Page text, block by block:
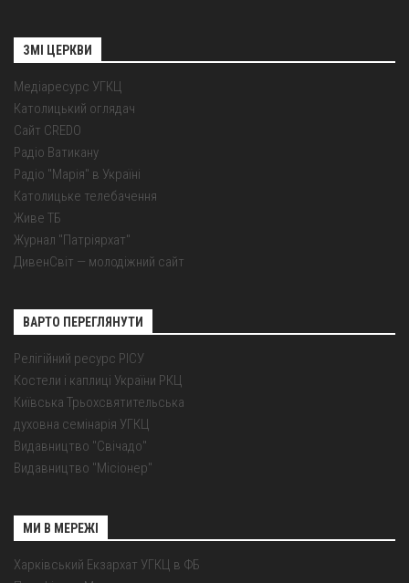
ЗМІ ЦЕРКВИ
Медіаресурс УГКЦ
Католицький оглядач
Сайт CREDO
Радіо Ватикану
Радіо "Марія" в Україні
Католицьке телебачення
Живе ТБ
Журнал "Патріярхат"
ДивенСвіт — молодіжний сайт
ВАРТО ПЕРЕГЛЯНУТИ
Релігійний ресурс РІСУ
Костели і каплиці України РКЦ
Київська Трьохсвятительська
духовна семінарія УГКЦ
Видавництво "Свічадо"
Видавництво "Місіонер"
МИ В МЕРЕЖІ
Харківський Екзархат УГКЦ в ФБ